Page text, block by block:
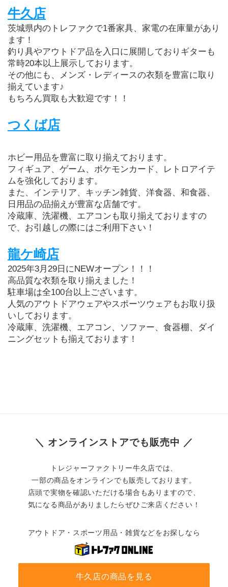
牛久店
茨城県内のトレファクで1番家具、家電の在庫量があり
ます！
釣り具やアウトドア品を入口に展開しておりギターも
常時20本以上展示しております。
その他にも、メンズ・レディースの衣類を豊富に取り
揃えています♪
もちろん買取も大歓迎です！！
つくば店
ホビー用品を豊富に取り揃えております。
フィギュア、ゲーム、ポケモンカード、レトロアイテ
ムを強化しております。
また、インテリア、キッチン雑貨、洋食器、和食器、
日用品の品揃えが豊富な店舗です。
冷蔵庫、洗濯機、エアコンも取り揃えておりますの
で、お引越しの際にはご利用下さい！
龍ケ崎店
2025年3月29日にNEWオープン！！！
高品質な衣類を取り揃えました！
駐車場は全100台以上ございます。
人気のアウトドアウェアやスポーツウェアもお取り扱
いしております。
冷蔵庫、洗濯機、エアコン、ソファー、食器棚、ダイ
ニングセットも揃えております！
＼ オンラインストアでも販売中 ／
トレジャーファクトリー牛久店では、
一部の商品をオンラインでも販売しております。
店頭で実物を確認いただける場合もありますので、
気になる商品がありましたらぜひご来店ください！
アウトドア・スポーツ用品・雑貨などをお探しなら
牛久店の商品を見る